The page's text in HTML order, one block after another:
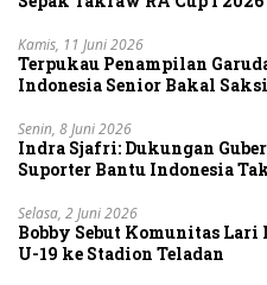
Kamis, 11 Juni 2026
Terpukau Penampilan
Indonesia Senior Bakal
Senin, 8 Juni 2026
Indra Sjafri: Dukungan
Suporter Bantu Indonesia
Selasa, 2 Juni 2026
Bobby Sebut Komunitas
U-19 ke Stadion Teladan